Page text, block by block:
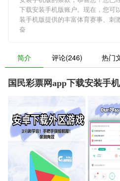
下载安装手机版账户。现在，您可
装手机版提供的丰富体育赛事、刺
奋
简介 评论(246) 热门
国民彩票网app下载安装手